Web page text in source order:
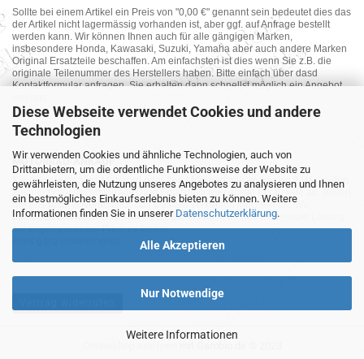
Diese Webseite verwendet Cookies und andere
Technologien
Wir verwenden Cookies und ähnliche Technologien, auch von
Drittanbietern, um die ordentliche Funktionsweise der Website zu
gewährleisten, die Nutzung unseres Angebotes zu analysieren und Ihnen
ein bestmögliches Einkaufserlebnis bieten zu können. Weitere
Informationen finden Sie in unserer Datenschutzerklärung.
Alle Akzeptieren
Nur Notwendige
Weitere Informationen
Sollte bei einem Artikel ein Preis von "0,00 €" genannt sein bedeutet dies das
der Artikel nicht lagermässig vorhanden ist, aber ggf. auf Anfrage bestellt
werden kann. Wir können Ihnen auch für alle gängigen Marken,
insbesondere Honda, Kawasaki, Suzuki, Yamaha aber auch andere Marken
Original Ersatzteile beschaffen. Am einfachsten ist dies wenn Sie z.B. die
originale Teilenummer des Herstellers haben. Bitte einfach über dasd
Kontaktformular anfragen. Sie erhalten dann schnellst möglich ein Angebot
MOTORRAD-ANKAUF
Sie möchte Ihr altes Motorrad oder Ihre Motorradteile verkaufen ? Wir kaufen
auch gebrauchte Motorräder und Ersatzteilträger sowie Ersatzteile an. Bieten
Sie uns doch unverbindlich das was Sie verkaufen möchten an. Wir
bemühen uns dann eine sowohl für Sie als auch für uns akzeptable Lösung
mit angemessenem Preis zu finden.